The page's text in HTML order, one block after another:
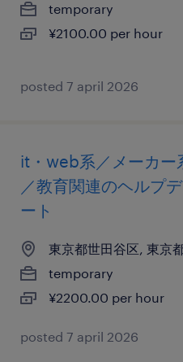
temporary
¥2100.00 per hour
posted 7 april 2026
it・web系／メーカー
／教育関連のヘルプ
ート
東京都世田谷区, 東京
temporary
¥2200.00 per hour
posted 7 april 2026